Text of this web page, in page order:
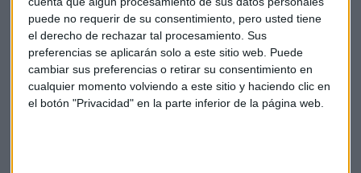
puede no requerir de su consentimiento, pero usted tiene
el derecho de rechazar tal procesamiento. Sus
preferencias se aplicarán solo a este sitio web. Puede
cambiar sus preferencias o retirar su consentimiento en
cualquier momento volviendo a este sitio y haciendo clic en
el botón "Privacidad" en la parte inferior de la página web.
servicio de gestión de derechos, que permita la emisión y
verificación de firmas digitales para activos virtuales
emitidos en el metaverso y en el mundo gaming.
Desarrollo de una tecnología que funcione en
combinación con las funciones de verificación de
identidad y liquidación, proporcionadas por JCB, para